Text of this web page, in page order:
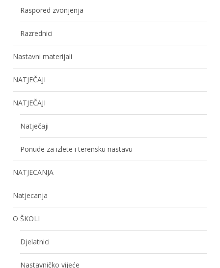
Raspored zvonjenja
Razrednici
Nastavni materijali
NATJEČAJI
NATJEČAJI
Natječaji
Ponude za izlete i terensku nastavu
NATJECANJA
Natjecanja
O ŠKOLI
Djelatnici
Nastavničko vijeće